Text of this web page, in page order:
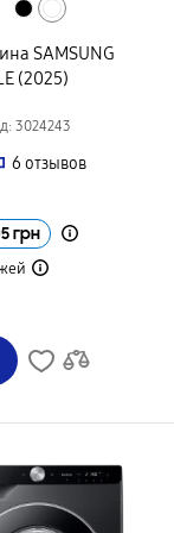
SAMSUNG
(2025)
3024243
6 отзывов
грн